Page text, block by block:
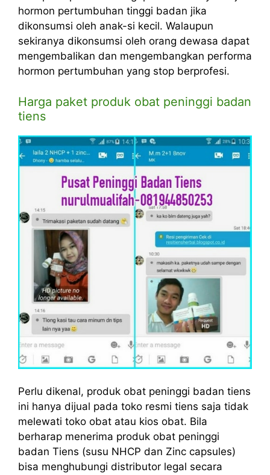
hormon pertumbuhan tinggi badan jika
dikonsumsi oleh anak-si kecil. Walaupun
sekiranya dikonsumsi oleh orang dewasa dapat
mengembalikan dan mengembangkan performa
hormon pertumbuhan yang stop berprofesi.
Harga paket produk obat peninggi badan
tiens
Perlu dikenal, produk obat peninggi badan tiens
ini hanya dijual pada toko resmi tiens saja tidak
melewati toko obat atau kios obat. Bila
berharap menerima produk obat peninggi
badan Tiens (susu NHCP dan Zinc capsules)
bisa menghubungi distributor legal secara